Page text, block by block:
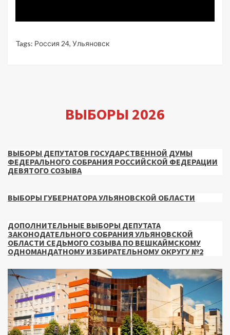
Tags: Россия 24, Ульяновск
ВЫБОРЫ 2026
ВЫБОРЫ ДЕПУТАТОВ ГОСУДАРСТВЕННОЙ ДУМЫ
ФЕДЕРАЛЬНОГО СОБРАНИЯ РОССИЙСКОЙ ФЕДЕРАЦИИ
ДЕВЯТОГО СОЗЫВА
ВЫБОРЫ ГУБЕРНАТОРА УЛЬЯНОВСКОЙ ОБЛАСТИ
ДОПОЛНИТЕЛЬНЫЕ ВЫБОРЫ ДЕПУТАТА
ЗАКОНОДАТЕЛЬНОГО СОБРАНИЯ УЛЬЯНОВСКОЙ
ОБЛАСТИ СЕДЬМОГО СОЗЫВА ПО ВЕШКАЙМСКОМУ
ОДНОМАНДАТНОМУ ИЗБИРАТЕЛЬНОМУ ОКРУГУ №2